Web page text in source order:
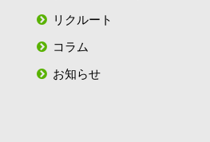
リクルート
コラム
お知らせ